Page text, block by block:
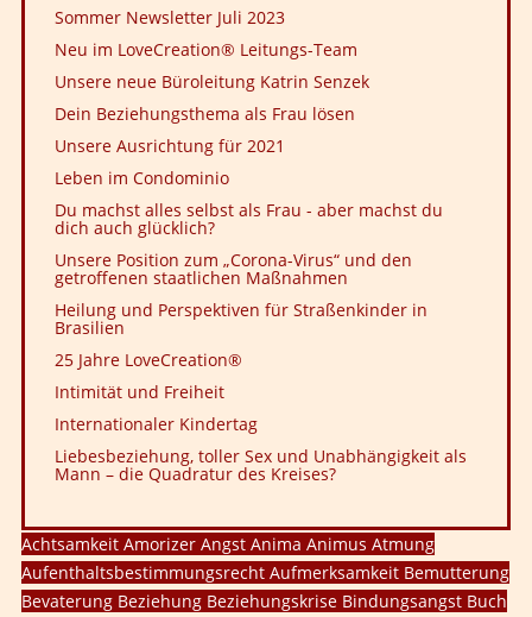
Sommer Newsletter Juli 2023
Neu im LoveCreation® Leitungs-Team
Unsere neue Büroleitung Katrin Senzek
Dein Beziehungsthema als Frau lösen
Unsere Ausrichtung für 2021
Leben im Condominio
Du machst alles selbst als Frau - aber machst du
dich auch glücklich?
Unsere Position zum „Corona-Virus“ und den
getroffenen staatlichen Maßnahmen
Heilung und Perspektiven für Straßenkinder in
Brasilien
25 Jahre LoveCreation®
Intimität und Freiheit
Internationaler Kindertag
Liebesbeziehung, toller Sex und Unabhängigkeit als
Mann – die Quadratur des Kreises?
Achtsamkeit Amorizer Angst Anima Animus Atmung
Aufenthaltsbestimmungsrecht Aufmerksamkeit Bemutterung
Bevaterung Beziehung Beziehungskrise Bindungsangst Buch